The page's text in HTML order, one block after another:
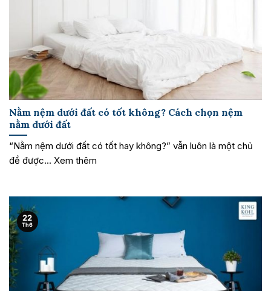
Nằm nệm dưới đất có tốt không? Cách chọn nệm
nằm dưới đất
“Nằm nệm dưới đất có tốt hay không?” vẫn luôn là một chủ
đề được... Xem thêm
22
Th6